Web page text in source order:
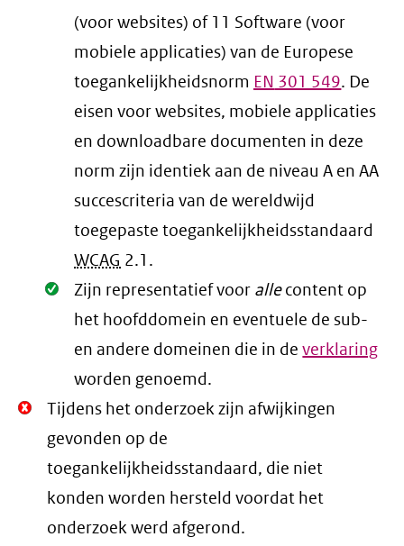
(voor websites) of 11 Software (voor
mobiele applicaties) van de Europese
toegankelijkheidsnorm EN 301 549. De
eisen voor websites, mobiele applicaties
en downloadbare documenten in deze
norm zijn identiek aan de niveau A en AA
succescriteria van de wereldwijd
toegepaste toegankelijkheidsstandaard
WCAG 2.1 .
Oké.
Zijn representatief voor allecontent op
het hoofddomein en eventuele de sub-
en andere domeinen die in deverklaring
worden genoemd.
Niet
Oké.
Tijdens het onderzoek zijn afwijkingen
gevonden op de
toegankelijkheidsstandaard, die niet
konden worden hersteld voordat het
onderzoek werd afgerond.